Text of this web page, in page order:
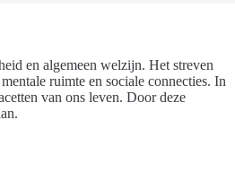
en algemeen welzijn. Het streven
ruimte en sociale connecties. In
van ons leven. Door deze